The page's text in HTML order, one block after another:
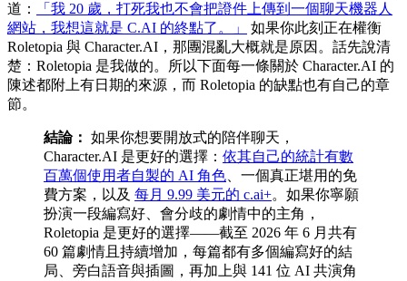
道：
「我 20 歲，打死我也不會把證件上傳到一個聊天機器人
網站，我想這就是 C.AI 的終點了。」
如果你此刻正在權衡
Roletopia 與 Character.AI，那團混亂大概就是原因。話先說清
楚：Roletopia 是我做的。所以下面每一條關於 Character.AI 的
陳述都附上有日期的來源，而 Roletopia 的缺點也有自己的章
節。
結論： 如果你想要開放式的陪伴聊天，
Character.AI 是更好的選擇： 依其自己的統計有數
百萬個使用者自製的 AI 角色、一個真正堪用的免
費方案，以及 每月 9.99 美元的 c.ai+。如果你寧願
扮演一段編寫好、會分歧的劇情中的主角，
Roletopia 是更好的選擇——截至 2026 年 6 月共有
60 篇劇情且持續增加，每篇都有多個編寫好的結
局、旁白語音與插圖，再加上與 141 位 AI 共演角